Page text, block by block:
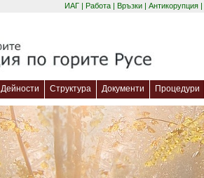
ИАГ | Работа | Връзки | Антикорупция |
Дейности Структура Документи Процедури